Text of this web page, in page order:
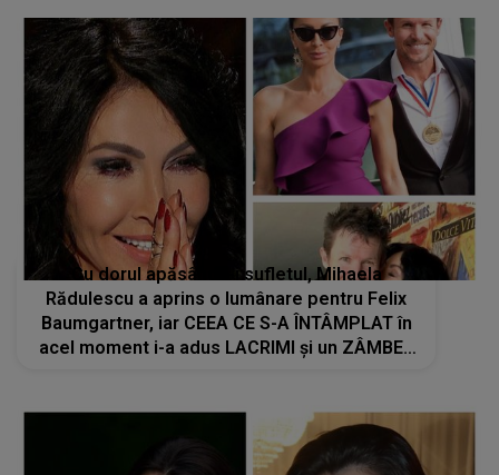
Cu dorul apăsându-i sufletul, Mihaela
Rădulescu a aprins o lumânare pentru Felix
Baumgartner, iar CEEA CE S-A ÎNTÂMPLAT în
acel moment i-a adus LACRIMI și un ZÂMBET